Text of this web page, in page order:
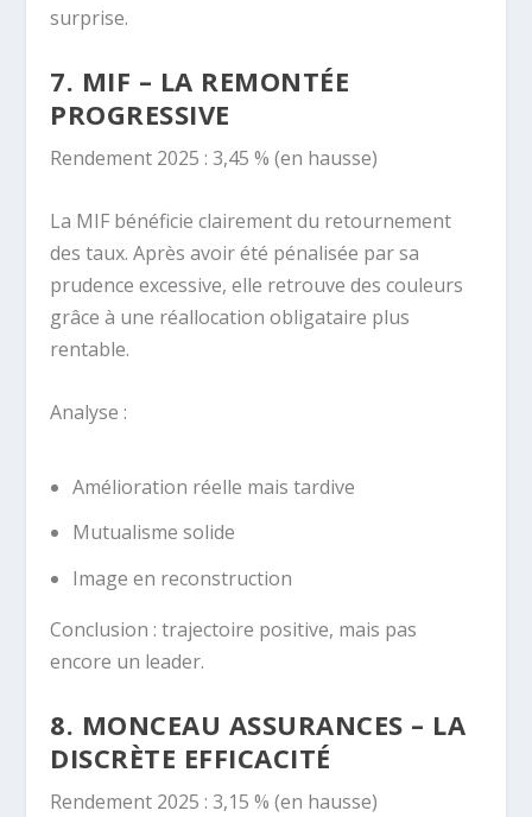
surprise.
7. MIF – LA REMONTÉE
PROGRESSIVE
Rendement 2025 : 3,45 % (en hausse)
La MIF bénéficie clairement du retournement
des taux. Après avoir été pénalisée par sa
prudence excessive, elle retrouve des couleurs
grâce à une réallocation obligataire plus
rentable.
Analyse :
Amélioration réelle mais tardive
Mutualisme solide
Image en reconstruction
Conclusion : trajectoire positive, mais pas
encore un leader.
8. MONCEAU ASSURANCES – LA
DISCRÈTE EFFICACITÉ
Rendement 2025 : 3,15 % (en hausse)